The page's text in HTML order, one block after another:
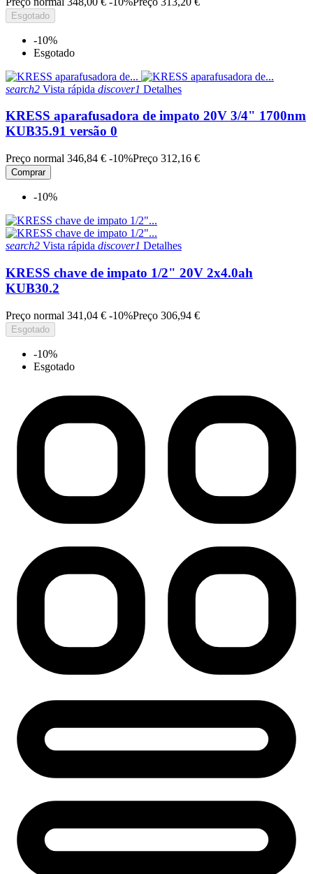
Esgotado
-10%
Esgotado
search2 Vista rápida discover1 Detalhes
KRESS aparafusadora de impato 20V 3/4" 1700nm
KUB35.91 versão 0
Preço normal 346,84 € -10%Preço 312,16 €
Comprar
-10%
search2 Vista rápida discover1 Detalhes
KRESS chave de impato 1/2" 20V 2x4.0ah
KUB30.2
Preço normal 341,04 € -10%Preço 306,94 €
Esgotado
-10%
Esgotado